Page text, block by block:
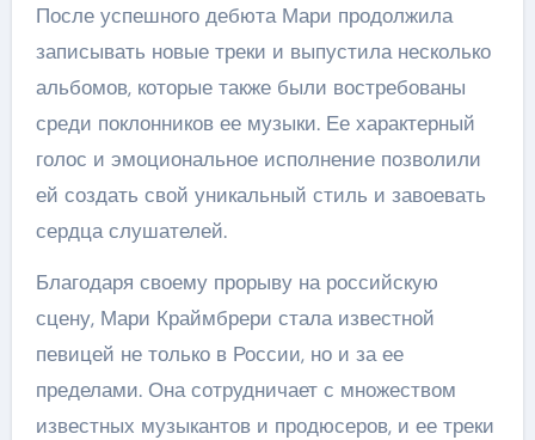
После успешного дебюта Мари продолжила
записывать новые треки и выпустила несколько
альбомов, которые также были востребованы
среди поклонников ее музыки. Ее характерный
голос и эмоциональное исполнение позволили
ей создать свой уникальный стиль и завоевать
сердца слушателей.
Благодаря своему прорыву на российскую
сцену, Мари Краймбрери стала известной
певицей не только в России, но и за ее
пределами. Она сотрудничает с множеством
известных музыкантов и продюсеров, и ее треки